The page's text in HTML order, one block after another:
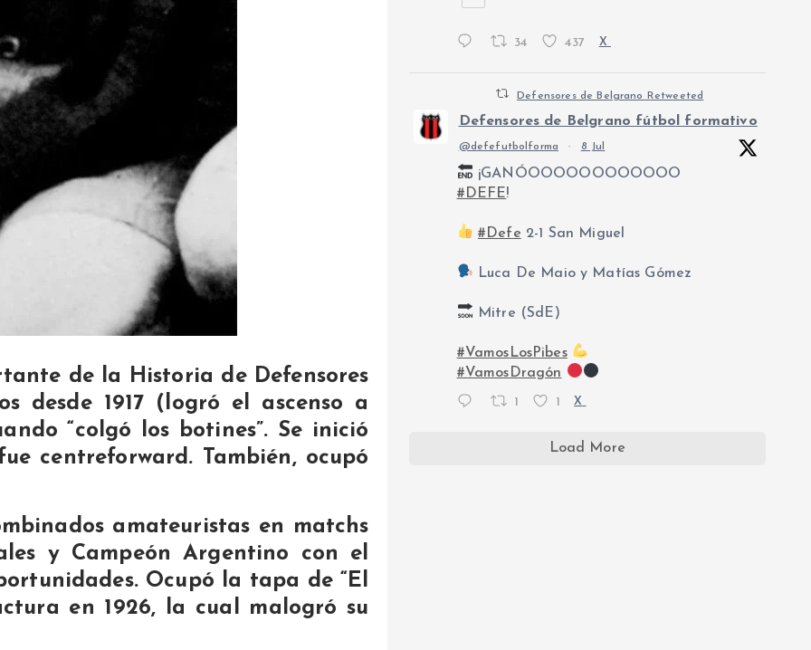
de la Historia de Defensores
desde 1917 (logró el ascenso a
“colgó los botines”. Se inició
centreforward. También, ocupó
amateuristas en matchs
y Campeón Argentino con el
Ocupó la tapa de “El
en 1926, la cual malogró su
34 437 X
Defensores de Belgrano Retweeted
Defensores de Belgrano fútbol formativo
@defefutbolforma · 8 Jul
¡GANÓOOOOOOOOOOOO
#DEFE!
#Defe 2-1 San Miguel
Luca De Maio y Matías Gómez
Mitre (SdE)
#VamosLosPibes
#VamosDragón
1 1 X
Load More